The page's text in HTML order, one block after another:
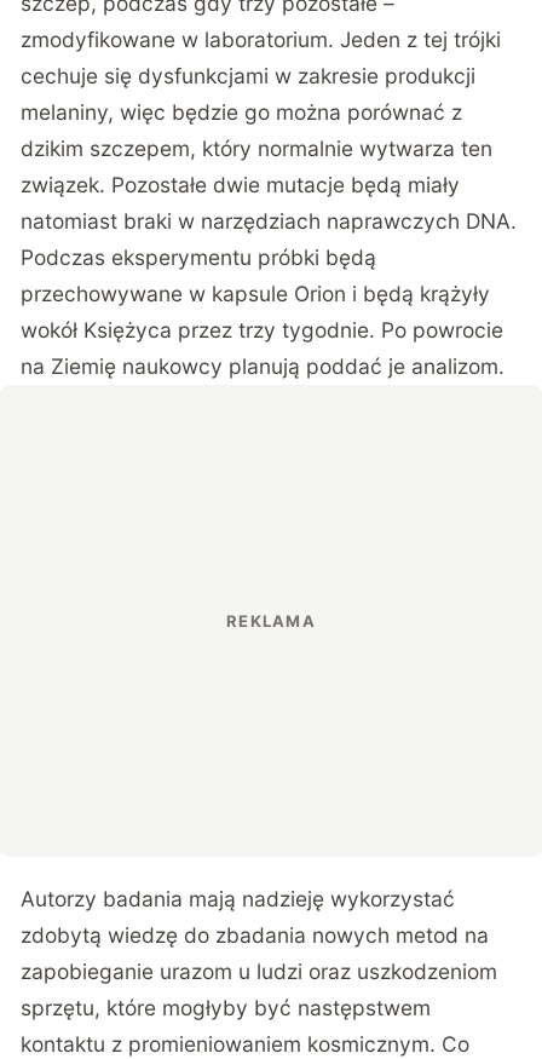
zmodyfikowane w laboratorium. Jeden z tej trójki
cechuje się dysfunkcjami w zakresie produkcji
melaniny, więc będzie go można porównać z
dzikim szczepem, który normalnie wytwarza ten
związek. Pozostałe dwie mutacje będą miały
natomiast braki w narzędziach naprawczych DNA.
Podczas eksperymentu próbki będą
przechowywane w kapsule Orion i będą krążyły
wokół Księżyca przez trzy tygodnie. Po powrocie
na Ziemię naukowcy planują poddać je analizom.
Autorzy badania mają nadzieję wykorzystać
zdobytą wiedzę do zbadania nowych metod na
zapobieganie urazom u ludzi oraz uszkodzeniom
sprzętu, które mogłyby być następstwem
kontaktu z promieniowaniem kosmicznym. Co